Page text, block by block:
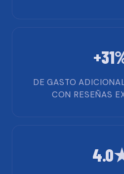
DE GASTO
CON RESEÑAS